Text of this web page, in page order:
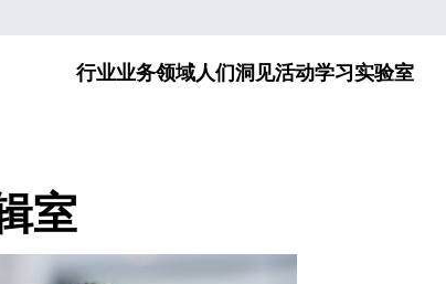
行业业务领域人们洞见活动学习实验室
室